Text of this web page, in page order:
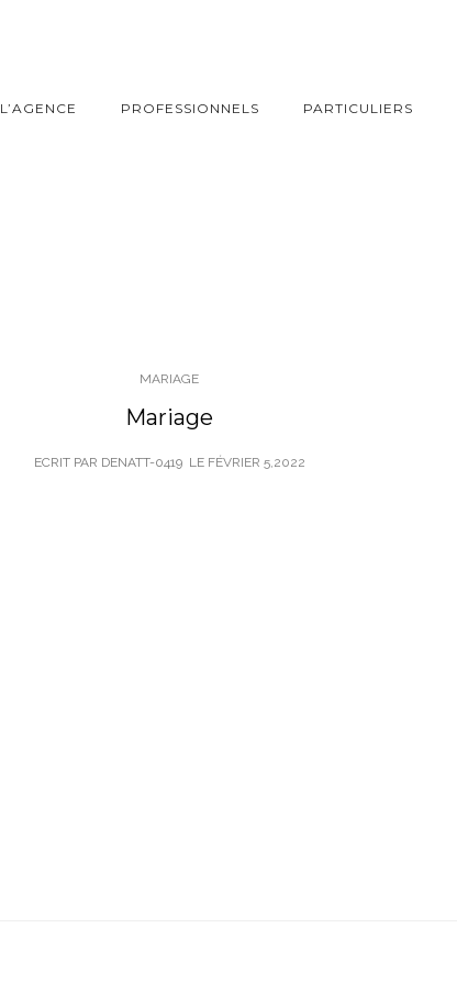
L’AGENCE PROFESSIONNELS PARTICULIERS
MARIAGE
Mariage
ECRIT PAR DENATT-0419 LE FÉVRIER 5,2022